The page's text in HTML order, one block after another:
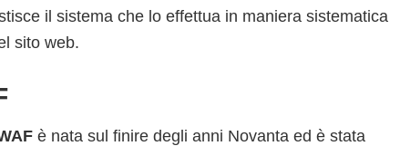
il sistema che lo effettua in maniera sistematica
sito web.
è nata sul finire degli anni Novanta ed è stata